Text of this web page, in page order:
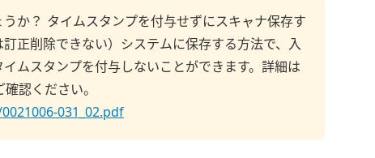
か？ タイムスタンプを付与せずにスキャナ保存す
正削除できない）システムに保存する方法で、入
ムスタンプを付与しないことができます。詳細は
認ください。
031_02.pdf